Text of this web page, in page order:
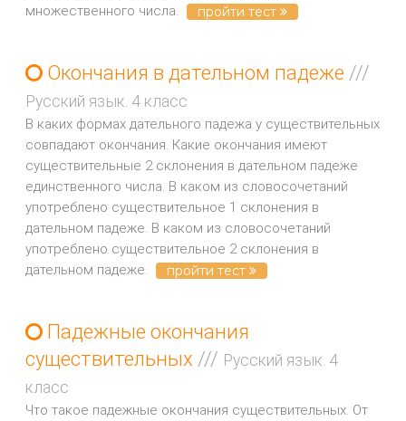
множественного числа.
пройти тест
Окончания в дательном падеже ///
Русский язык. 4 класс
В каких формах дательного падежа у существительных
совпадают окончания. Какие окончания имеют
существительные 2 склонения в дательном падеже
единственного числа. В каком из словосочетаний
употреблено существительное 1 склонения в
дательном падеже. В каком из словосочетаний
употреблено существительное 2 склонения в
дательном падеже.
пройти тест
Падежные окончания
существительных /// Русский язык. 4
класс
Что такое падежные окончания существительных. От